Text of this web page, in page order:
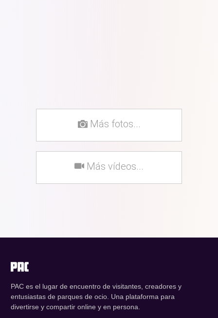
Más fotos...
Más vídeos...
PAC es el lugar de encuentro de visitantes, creadores y
entusiastas de parques de ocio. Una plataforma para
divertirse y compartir online y en persona.